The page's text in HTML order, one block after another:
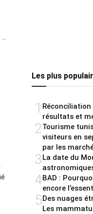
Les plus
1 Réconciliation
résultats et
2Tourisme
visiteurs en
par les
3La date du
4BAD :
encore
5Des nuages
Les